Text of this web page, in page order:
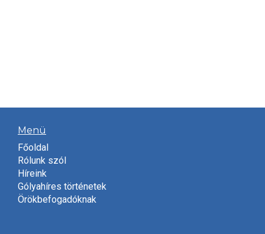
Menü
Főoldal
Rólunk szól
Híreink
Gólyahíres történetek
Örökbefogadóknak